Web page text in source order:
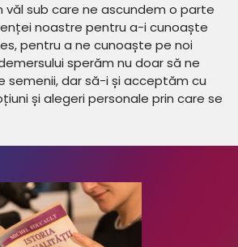
văl sub care ne ascundem o parte
noastre pentru a-i cunoaște
pentru a ne cunoaște pe noi
sperăm nu doar să ne
semenii, dar să-i și acceptăm cu
și alegeri personale prin care se